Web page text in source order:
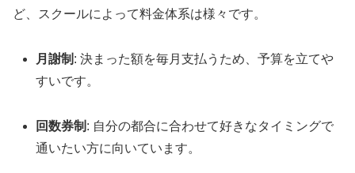
ど、スクールによって料金体系は様々です。
月謝制 : 決まった額を毎月支払うため、予算を立てや
すいです。
回数券制 : 自分の都合に合わせて好きなタイミングで
通いたい方に向いています。